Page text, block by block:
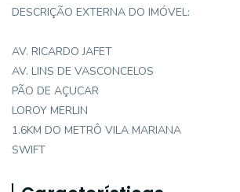
DESCRIÇÃO EXTERNA DO IMÓVEL:
AV. RICARDO JAFET
AV. LINS DE VASCONCELOS
PÃO DE AÇUCAR
LOROY MERLIN
1.6KM DO METRÔ VILA MARIANA
SWIFT